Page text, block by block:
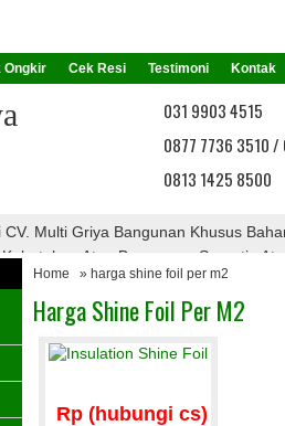
Ongkir Cek Resi Testimoni Kontak
031 9903 4515
0877 7736 3510
0813 1425 8500
CV. Multi Griya Bangunan Khusus
Atap Bangunan, Seperti :
Atap PVC, Atap Transparan,
Menarik Dari Kami
Home » harga shine foil per m2
Harga Shine Foil Per M2
Rp (hubungi cs)